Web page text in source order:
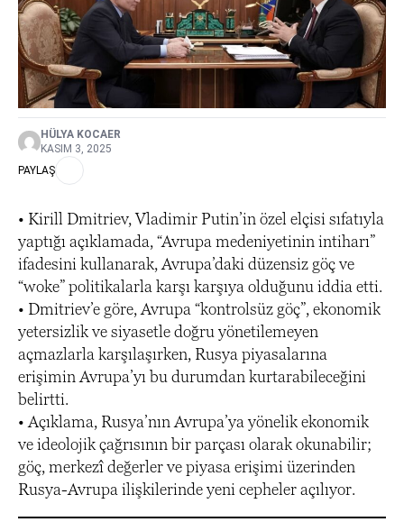
HÜLYA KOCAER
KASIM 3, 2025
PAYLAŞ
• Kirill Dmitriev, Vladimir Putin’in özel elçisi sıfatıyla
yaptığı açıklamada, “Avrupa medeniyetinin intiharı”
ifadesini kullanarak, Avrupa’daki düzensiz göç ve
“woke” politikalarla karşı karşıya olduğunu iddia etti.
• Dmitriev’e göre, Avrupa “kontrolsüz göç”, ekonomik
yetersizlik ve siyasetle doğru yönetilemeyen
açmazlarla karşılaşırken, Rusya piyasalarına
erişimin Avrupa’yı bu durumdan kurtarabileceğini
belirtti.
• Açıklama, Rusya’nın Avrupa’ya yönelik ekonomik
ve ideolojik çağrısının bir parçası olarak okunabilir;
göç, merkezî değerler ve piyasa erişimi üzerinden
Rusya-Avrupa ilişkilerinde yeni cepheler açılıyor.